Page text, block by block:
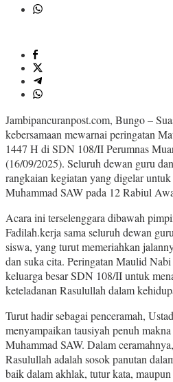
Jambipancuranpost.com, Bungo –
kebersamaan mewarnai peringatan
1447 H di SDN 108/II Perumnas
(16/09/2025). Seluruh dewan guru
rangkaian kegiatan yang digelar
Muhammad SAW pada 12 Rabiul
Acara ini terselenggara dibawah
Fadilah.kerja sama seluruh dewan
siswa, yang turut memeriahkan
dan suka cita. Peringatan Maulid
keluarga besar SDN 108/II untuk
keteladanan Rasulullah dalam
Turut hadir sebagai penceramah,
menyampaikan tausiyah penuh
Muhammad SAW. Dalam
Rasulullah adalah sosok panutan
baik dalam akhlak, tutur kata, maupun